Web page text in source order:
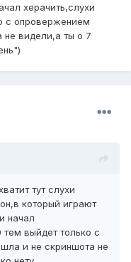
херачить,слухи
с опровержением
не видели,а ты о 7
тут слухи
который играют
начал
тем выйдет только с
и не скриншота не